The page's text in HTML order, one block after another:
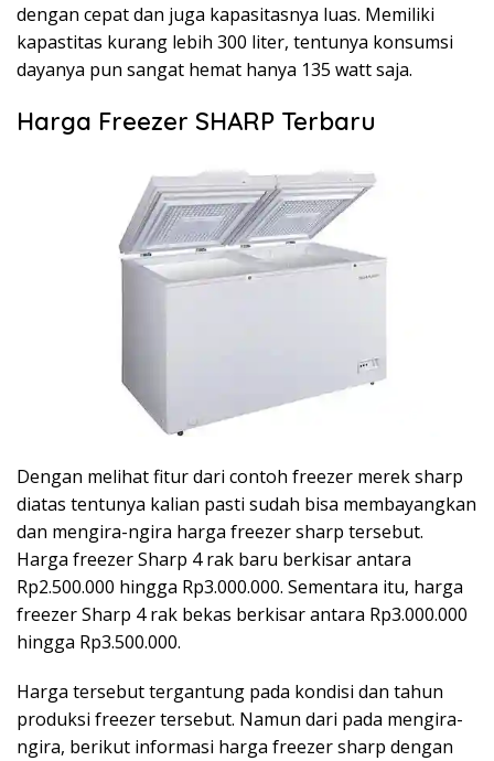
dengan cepat dan juga kapasitasnya luas. Memiliki
kapastitas kurang lebih 300 liter, tentunya konsumsi
dayanya pun sangat hemat hanya 135 watt saja.
Harga Freezer SHARP Terbaru
Dengan melihat fitur dari contoh freezer merek sharp
diatas tentunya kalian pasti sudah bisa membayangkan
dan mengira-ngira harga freezer sharp tersebut.
Harga freezer Sharp 4 rak baru berkisar antara
Rp2.500.000 hingga Rp3.000.000. Sementara itu, harga
freezer Sharp 4 rak bekas berkisar antara Rp3.000.000
hingga Rp3.500.000.
Harga tersebut tergantung pada kondisi dan tahun
produksi freezer tersebut. Namun dari pada mengira-
ngira, berikut informasi harga freezer sharp dengan